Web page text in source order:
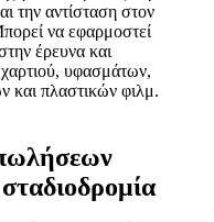
την αντίσταση στον
να εφαρμοστεί
έρευνα και
υφασμάτων,
πλαστικών φιλμ.